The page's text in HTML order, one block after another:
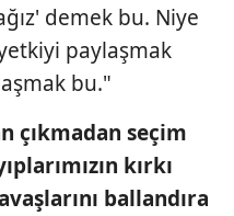
demek bu. Niye
paylaşmak
bu."
çıkmadan seçim
kırkı
ballandıra